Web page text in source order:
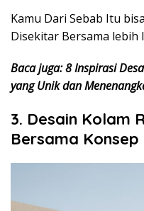
Kamu Dari Sebab Itu
Disekitar Bersama lebih
Baca juga: 8 Inspirasi
yang Unik dan
3. Desain Kolam
Bersama